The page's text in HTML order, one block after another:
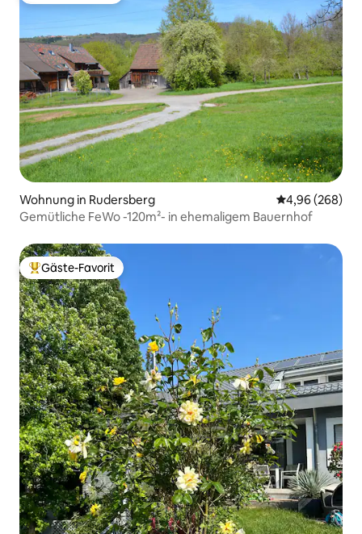
Wohnung in Rudersberg
4,96 (268)
Gemütliche FeWo -120m²- in ehemaligem Bauernhof
Beliebter Gäste-Favorit.
Gäste-Favorit